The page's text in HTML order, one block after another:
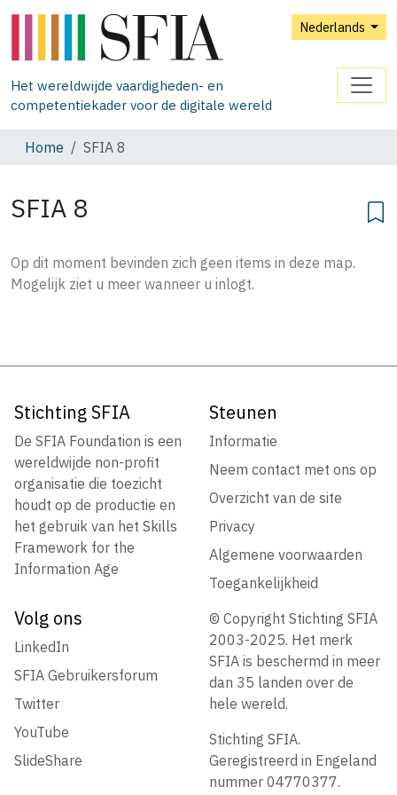
Nederlands
Het wereldwijde vaardigheden- en
competentiekader voor de digitale wereld
Home SFIA 8
SFIA 8
Op dit moment bevinden zich geen items in deze map.
Mogelijk ziet u meer wanneer u inlogt.
Stichting SFIA
De SFIA Foundation is een
wereldwijde non-profit
organisatie die toezicht
houdt op de productie en
het gebruik van het Skills
Framework for the
Information Age
Steunen
Informatie
Neem contact met ons op
Overzicht van de site
Privacy
Algemene voorwaarden
Toegankelijkheid
Volg ons
LinkedIn
SFIA Gebruikersforum
Twitter
YouTube
SlideShare
© Copyright Stichting SFIA
2003-2025. Het merk
SFIA is beschermd in meer
dan 35 landen over de
hele wereld.
Stichting SFIA.
Geregistreerd in Engeland
nummer 04770377.